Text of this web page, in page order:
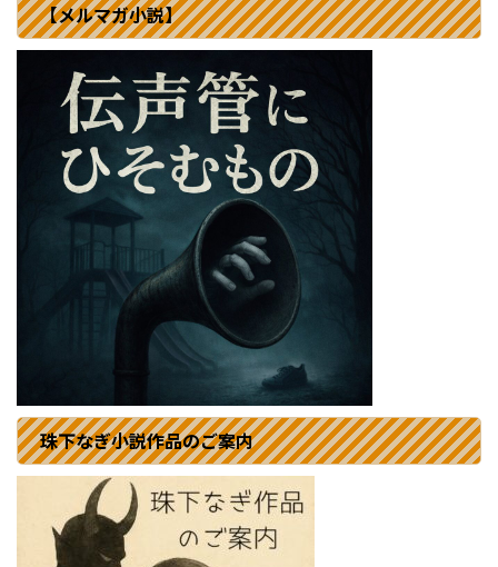
【メルマガ小説】
珠下なぎ小説作品のご案内